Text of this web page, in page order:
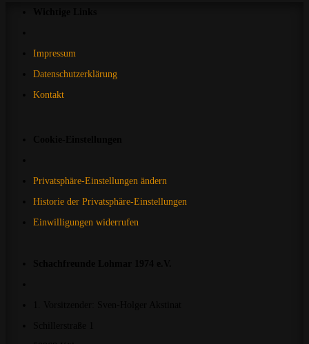
Impressum
Datenschutzerklärung
Kontakt
Privatsphäre-Einstellungen ändern
Historie der Privatsphäre-Einstellungen
Einwilligungen widerrufen